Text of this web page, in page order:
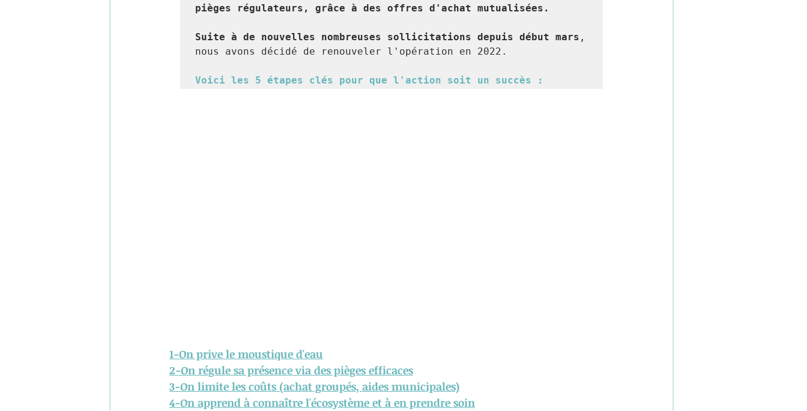
pièges régulateurs, grâce à des offres d'achat mutualisées.
Suite à de nouvelles nombreuses sollicitations depuis début mars ,
nous avons décidé de renouveler l'opération en 2022.
Voici les 5 étapes clés pour que l'action soit un succès :
1-On prive le moustique d'eau
2-On régule sa présence via des pièges efficaces
3-On limite les coûts (achat groupés, aides municipales)
4-On apprend à connaître l'écosystème et à en prendre soin